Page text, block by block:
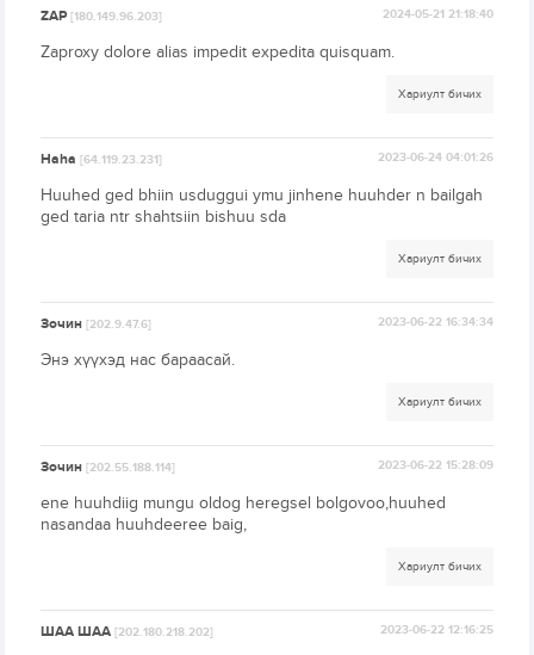
ZAP[180.149.96.203] 2024-05-21 21:18:40
Zaproxy dolore alias impedit expedita quisquam.
Хариулт бичих
Haha[64.119.23.231] 2023-06-24 04:01:26
Huuhed ged bhiin usduggui ymu jinhene huuhder n bailgah
ged taria ntr shahtsiin bishuu sda
Хариулт бичих
Зочин[202.9.47.6] 2023-06-22 16:34:34
Энэ хүүхэд нас бараасай.
Хариулт бичих
Зочин[202.55.188.114] 2023-06-22 15:28:09
ene huuhdiig mungu oldog heregsel bolgovoo,huuhed
nasandaa huuhdeeree baig,
Хариулт бичих
ШАА ШАА[202.180.218.202] 2023-06-22 12:16:25